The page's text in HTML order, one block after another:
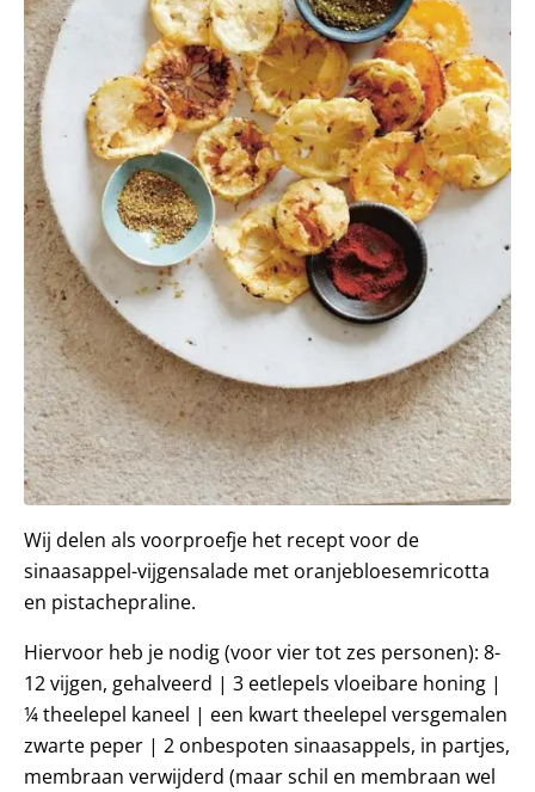
Wij delen als voorproefje het recept voor de
sinaasappel-vijgensalade met oranjebloesemricotta
en pistachepraline.
Hiervoor heb je nodig (voor vier tot zes personen): 8-
12 vijgen, gehalveerd | 3 eetlepels vloeibare honing |
¼ theelepel kaneel | een kwart theelepel versgemalen
zwarte peper | 2 onbespoten sinaasappels, in partjes,
membraan verwijderd (maar schil en membraan wel